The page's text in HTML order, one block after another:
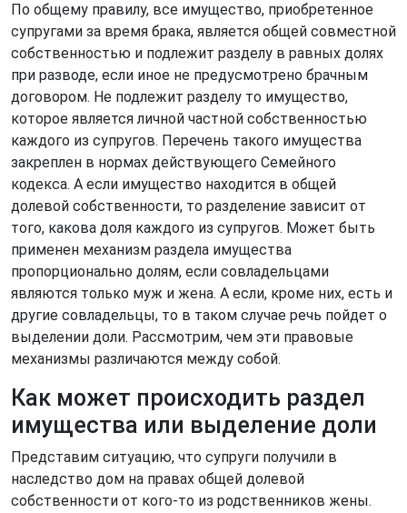
По общему правилу, все имущество, приобретенное
супругами за время брака, является общей совместной
собственностью и подлежит разделу в равных долях
при разводе, если иное не предусмотрено брачным
договором. Не подлежит разделу то имущество,
которое является личной частной собственностью
каждого из супругов. Перечень такого имущества
закреплен в нормах действующего Семейного
кодекса. А если имущество находится в общей
долевой собственности, то разделение зависит от
того, какова доля каждого из супругов. Может быть
применен механизм раздела имущества
пропорционально долям, если совладельцами
являются только муж и жена. А если, кроме них, есть и
другие совладельцы, то в таком случае речь пойдет о
выделении доли. Рассмотрим, чем эти правовые
механизмы различаются между собой.
Как может происходить раздел
имущества или выделение доли
Представим ситуацию, что супруги получили в
наследство дом на правах общей долевой
собственности от кого-то из родственников жены.